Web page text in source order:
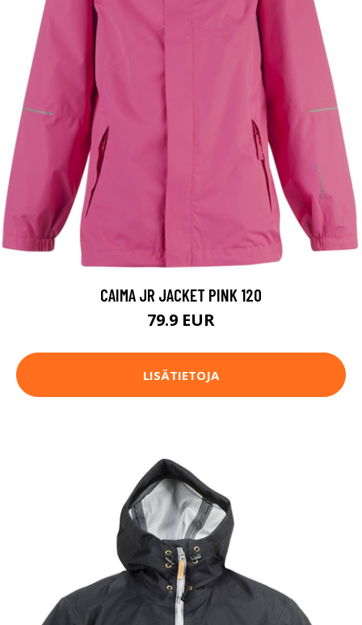
CAIMA JR JACKET PINK 120
79.9 EUR
LISÄTIETOJA